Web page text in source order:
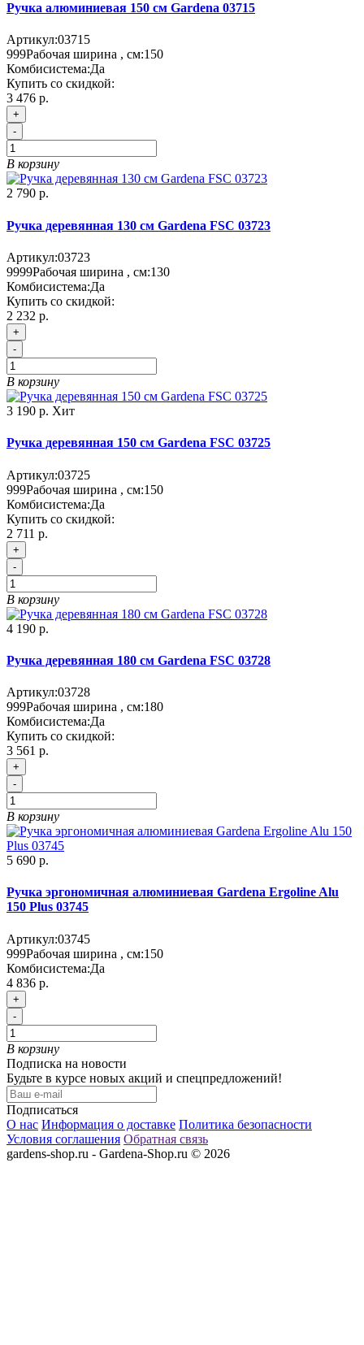
Ручка алюминиевая 150 см Gardena 03715
Артикул:03715
999Рабочая ширина , см:150
Комбисистема:Да
Купить со скидкой:
3 476 р.
+
-
В корзину
2 790 р.
Ручка деревянная 130 см Gardena FSC 03723
Артикул:03723
9999Рабочая ширина , см:130
Комбисистема:Да
Купить со скидкой:
2 232 р.
+
-
В корзину
3 190 р. Хит
Ручка деревянная 150 см Gardena FSC 03725
Артикул:03725
999Рабочая ширина , см:150
Комбисистема:Да
Купить со скидкой:
2 711 р.
+
-
В корзину
4 190 р.
Ручка деревянная 180 см Gardena FSC 03728
Артикул:03728
999Рабочая ширина , см:180
Комбисистема:Да
Купить со скидкой:
3 561 р.
+
-
В корзину
5 690 р.
Ручка эргономичная алюминиевая Gardena Ergoline Alu
150 Plus 03745
Артикул:03745
999Рабочая ширина , см:150
Комбисистема:Да
4 836 р.
+
-
В корзину
Подписка на новости
Будьте в курсе новых акций и спецпредложений!
Подписаться
О нас Информация о доставке Политика безопасности
Условия соглашения Обратная связь
gardens-shop.ru - Gardena-Shop.ru © 2026